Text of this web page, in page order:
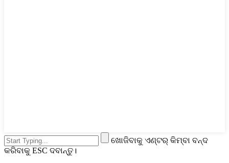
ଖୋଜିବାକୁ ଏଣ୍ଟର୍ କିମ୍ବା ବନ୍ଦ
କରିବାକୁ ESC ଦବାନ୍ତୁ।